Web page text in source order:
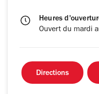
Heures
Ouvert du mardi
Directions